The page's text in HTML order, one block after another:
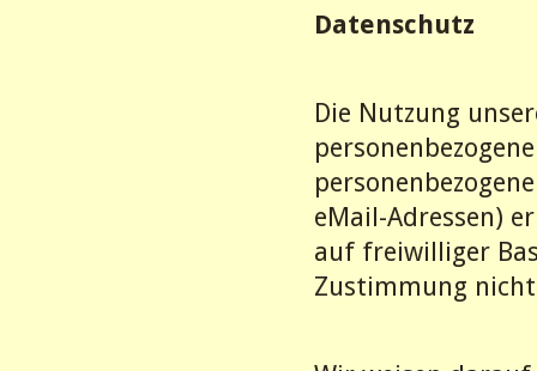
Datenschutz
Die Nutzung
eMail-Adressen)
auf freiwilliger
Zustimmung